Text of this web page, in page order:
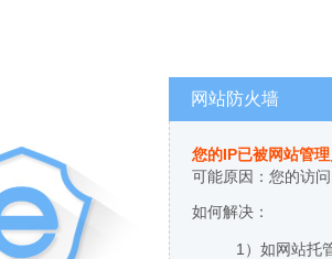
网站防火墙
您的IP已被网站管
可能原因：您的访
如何解决：
1）如网站托